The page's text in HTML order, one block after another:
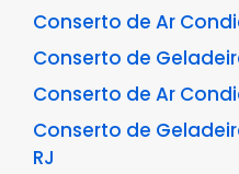
Conserto de Ar
Conserto de
Conserto de Ar
Conserto de
RJ